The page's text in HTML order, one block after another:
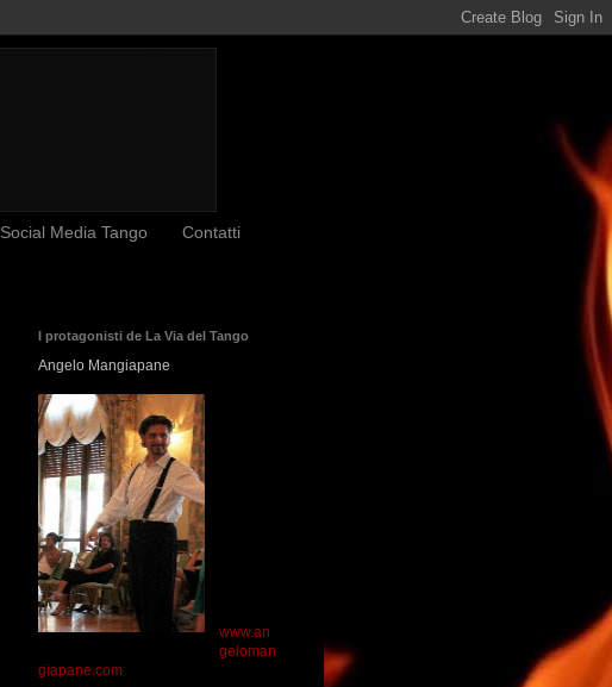
Social Media Tango Contatti
I protagonisti de La Via del Tango
Angelo Mangiapane
www.an
geloman
giapane.com